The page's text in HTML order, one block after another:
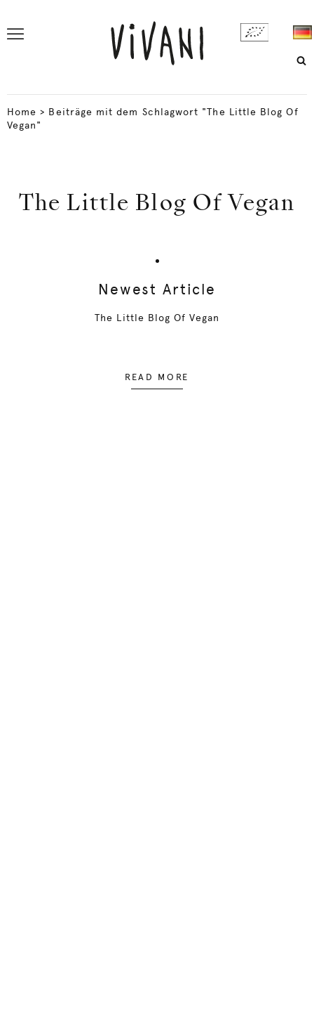
Home > Beiträge mit dem Schlagwort "The Little Blog Of
Vegan"
The Little Blog Of Vegan
Newest Article
The Little Blog Of Vegan
READ MORE